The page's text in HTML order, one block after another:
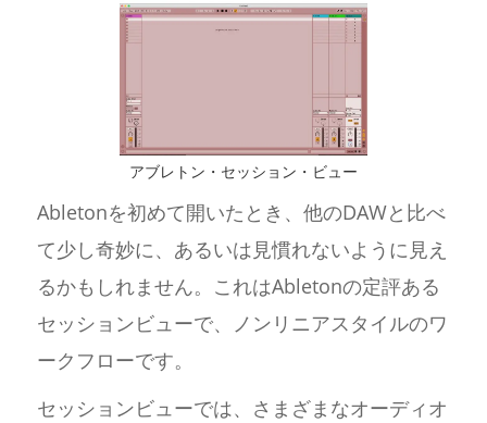
アブレトン・セッション・ビュー
Abletonを初めて開いたとき、他のDAWと比べ
て少し奇妙に、あるいは見慣れないように見え
るかもしれません。これはAbletonの定評ある
セッションビューで、ノンリニアスタイルのワ
ークフローです。
セッションビューでは、さまざまなオーディオ